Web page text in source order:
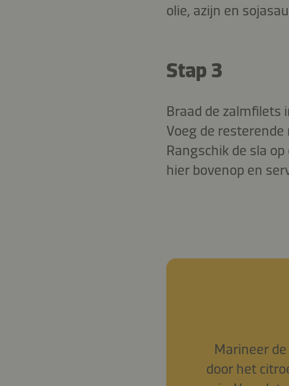
olie, azijn en
Stap 3
Braad de zalmfilets
Voeg de
Rangschik de sla
hier bovenop en
Marineer
door het